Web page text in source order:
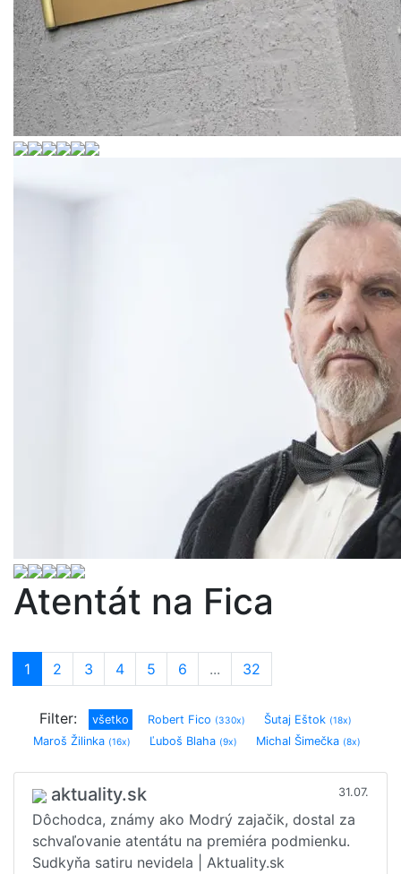
Atentát na Fica
1 (current)
2 3 4 5 6 ... 32
Filter: všetko Robert Fico (330x) Šutaj Eštok (18x)
Maroš Žilinka (16x) Ľuboš Blaha (9x) Michal Šimečka (8x)
Robert Kaliňák Ľubica Laššáková
Veronika Remišová
Dobroslav Trnka(1x) Tibor Gašpar(1x) Peter Kotlár(1x)
aktuality.sk 31.07.
Dôchodca, známy ako Modrý zajačik, dostal za
schvaľovanie atentátu na premiéra podmienku.
Sudkyňa satiru nevidela | Aktuality.sk